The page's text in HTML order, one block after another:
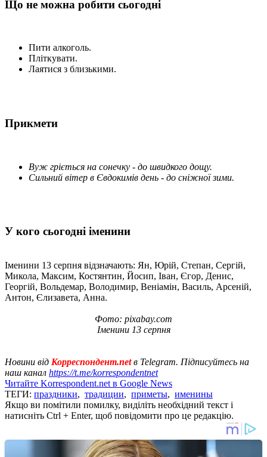
Що не можна робити сьогодні
Пити алкоголь.
Пліткувати.
Лаятися з близькими.
Прикмети
Вуж гріється на сонечку - до швидкого дощу.
Сильний вітер в Євдокимів день - до сніжної зими.
У кого сьогодні іменини
Іменини 13 серпня відзначають: Ян, Юрій, Степан, Сергій,
Микола, Максим, Костянтин, Йосип, Іван, Єгор, Денис,
Георгій, Вольдемар, Володимир, Веніамін, Василь, Арсеній,
Антон, Єлизавета, Анна.
Фото: pixabay.com
Іменини 13 серпня
Новини від Корреспондент.netв Telegram. Підписуйтесь на
наш канал https://t.me/korrespondentnet
Читайте Korrespondent.net в Google News
ТЕГИ: праздники, традиции, приметы, именины
Якщо ви помітили помилку, виділіть необхідний текст і
натисніть Ctrl + Enter, щоб повідомити про це редакцію.